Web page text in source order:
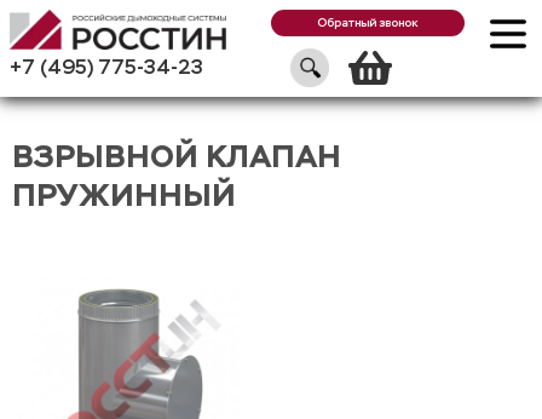
+7 (495) 775-34-23
Обратный звонок
ВЗРЫВНОЙ КЛАПАН
ПРУЖИННЫЙ